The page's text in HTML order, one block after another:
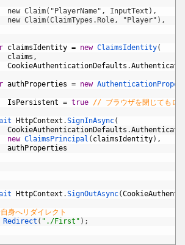
InputText),
"Player"),
claimsIdentity = new ClaimsIdentity(
claims ,
CookieAuthenticationDefaults .
authProperties = new
IsPersistent = true // ブラウザを閉じてもロ
HttpContext .SignInAsync(
CookieAuthenticationDefaults .
new ClaimsPrincipal ( claimsIdentity) ,
authProperties
HttpContext .SignOutAsync(
身へリダイレクト
Redirect ( "./First" ) ;